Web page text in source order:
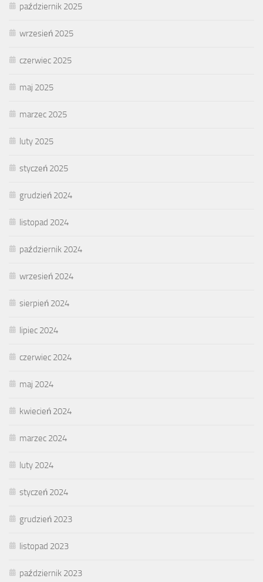
październik 2025
wrzesień 2025
czerwiec 2025
maj 2025
marzec 2025
luty 2025
styczeń 2025
grudzień 2024
listopad 2024
październik 2024
wrzesień 2024
sierpień 2024
lipiec 2024
czerwiec 2024
maj 2024
kwiecień 2024
marzec 2024
luty 2024
styczeń 2024
grudzień 2023
listopad 2023
październik 2023